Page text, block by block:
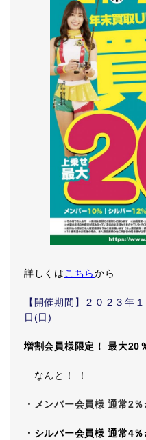
詳しくはこちらから
【開催期間】２０２３年
日(日)
増割会員様限定！ 最大20
なんと！ ！
・メンバー会員様 通常2
・シルバー会員様 通常4